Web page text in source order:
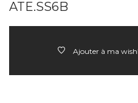
ATE.SS6B
Ajouter à ma